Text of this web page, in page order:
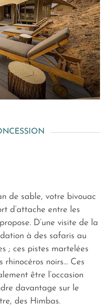
de sable, votre bivouac
d’attache entre les
D’une visite de la
à des safaris au
; ces pistes martelées
noirs... Ces
être l’occasion
davantage sur le
des Himbas.